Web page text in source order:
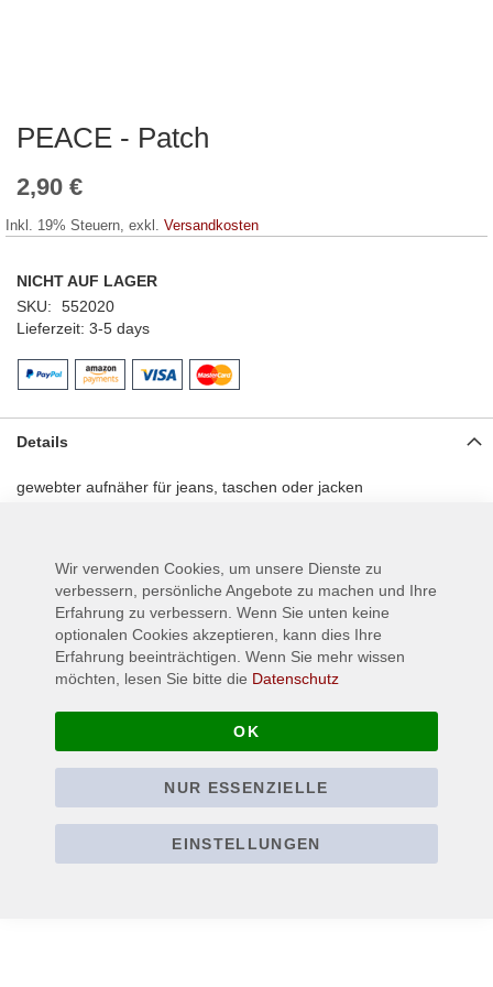
PEACE - Patch
2,90 €
Inkl. 19% Steuern, exkl. Versandkosten
NICHT AUF LAGER
SKU
552020
Lieferzeit 3-5 days
Zum
der
Bildergalerie
springen
Details
gewebter aufnäher für jeans, taschen oder jacken
Wir verwenden Cookies, um unsere Dienste zu
verbessern, persönliche Angebote zu machen und Ihre
Erfahrung zu verbessern. Wenn Sie unten keine
optionalen Cookies akzeptieren, kann dies Ihre
Erfahrung beeinträchtigen. Wenn Sie mehr wissen
möchten, lesen Sie bitte die Datenschutz
OK
NUR ESSENZIELLE
EINSTELLUNGEN